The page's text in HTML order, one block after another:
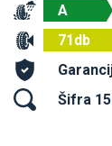
A
71db
Šifra